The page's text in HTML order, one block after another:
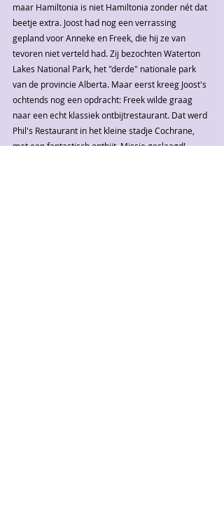
maar Hamiltonia is niet Hamiltonia zonder nét dat
beetje extra. Joost had nog een verrassing
gepland voor Anneke en Freek, die hij ze van
tevoren niet verteld had. Zij bezochten Waterton
Lakes National Park, het "derde" nationale park
van de provincie Alberta. Maar eerst kreeg Joost's
ochtends nog een opdracht: Freek wilde graag
naar een echt klassiek ontbijtrestaurant. Dat werd
Phil's Restaurant in het kleine stadje Cochrane,
met een fantastisch ontbijt. Missie geslaagd!